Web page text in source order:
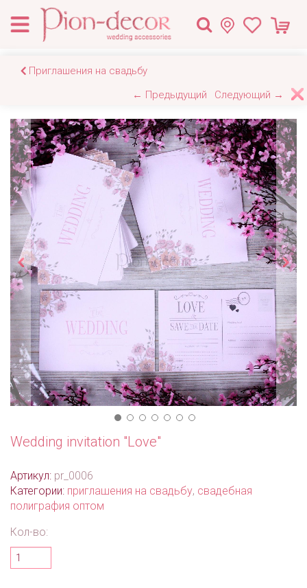
Приглашения на свадьбу
← Предыдущий
Следующий →
Wedding invitation "Love"
Артикул: pr_0006
Категории: приглашения на свадьбу, свадебная
полиграфия оптом
Кол-во: